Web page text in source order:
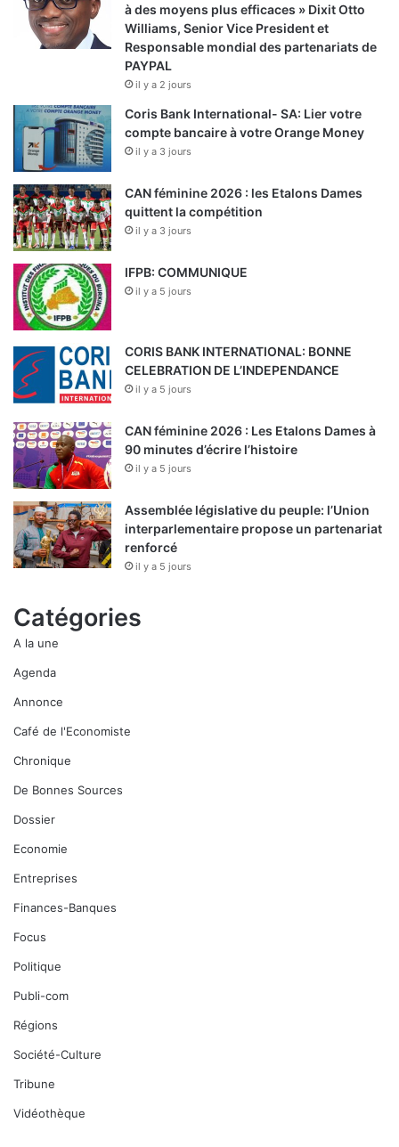
à des moyens plus efficaces » Dixit Otto
Williams, Senior Vice President et
Responsable mondial des partenariats de
PAYPAL
il y a 2 jours
Coris Bank International- SA: Lier votre
compte bancaire à votre Orange Money
il y a 3 jours
CAN féminine 2026 : les Etalons Dames
quittent la compétition
il y a 3 jours
IFPB: COMMUNIQUE
il y a 5 jours
CORIS BANK INTERNATIONAL: BONNE
CELEBRATION DE L’INDEPENDANCE
il y a 5 jours
CAN féminine 2026 : Les Etalons Dames à
90 minutes d’écrire l’histoire
il y a 5 jours
Assemblée législative du peuple: l’Union
interparlementaire propose un partenariat
renforcé
il y a 5 jours
Catégories
A la une
Agenda
Annonce
Café de l'Economiste
Chronique
De Bonnes Sources
Dossier
Economie
Entreprises
Finances-Banques
Focus
Politique
Publi-com
Régions
Société-Culture
Tribune
Vidéothèque